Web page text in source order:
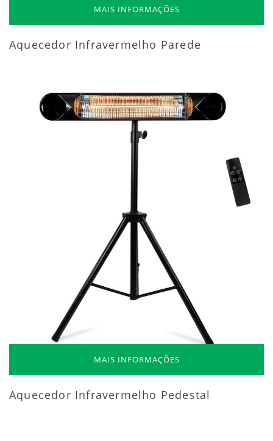
MAIS INFORMAÇÕES
Aquecedor Infravermelho Parede
MAIS INFORMAÇÕES
Aquecedor Infravermelho Pedestal